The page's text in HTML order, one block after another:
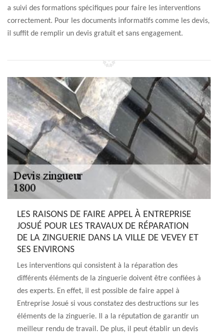
a suivi des formations spécifiques pour faire les interventions
correctement. Pour les documents informatifs comme les devis,
il suffit de remplir un devis gratuit et sans engagement.
LES RAISONS DE FAIRE APPEL À ENTREPRISE
JOSUÉ POUR LES TRAVAUX DE RÉPARATION
DE LA ZINGUERIE DANS LA VILLE DE VEVEY ET
SES ENVIRONS
Les interventions qui consistent à la réparation des
différents éléments de la zinguerie doivent être confiées à
des experts. En effet, il est possible de faire appel à
Entreprise Josué si vous constatez des destructions sur les
éléments de la zinguerie. Il a la réputation de garantir un
meilleur rendu de travail. De plus, il peut établir un devis